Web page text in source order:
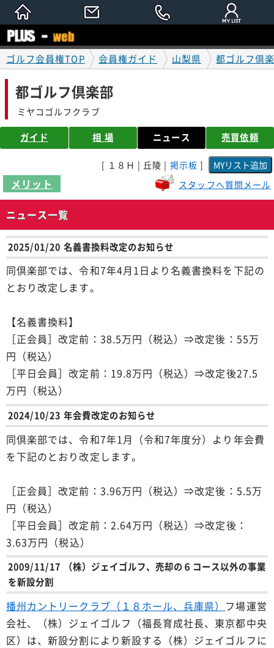
ゴルフ会員権TOP 会員権ガイド 山梨県 都ゴルフ倶
都ゴルフ倶楽部
ミヤコゴルフクラブ
ガイド 相 場 ニュース 売買依頼
[ １８Ｈ | 丘陵 | 掲示板 ]
メリット スタッフへ質問メール
ニュース一覧
2025/01/20 名義書換料改定のお知らせ
同倶楽部では、令和7年4月1日より名義書換料を下記の
とおり改定します。
【名義書換料】
［正会員］改定前：38.5万円（税込）⇒改定後：55万
円（税込）
［平日会員］改定前：19.8万円（税込）⇒改定後27.5
万円（税込）
2024/10/23 年会費改定のお知らせ
同倶楽部では、令和7年1月（令和7年度分）より年会費
を下記のとおり改定します。
［正会員］改定前：3.96万円（税込）⇒改定後：5.5万
円（税込）
［平日会員］改定前：2.64万円（税込）⇒改定後：
3.63万円（税込）
2009/11/17 （株）ジェイゴルフ、売却の６コース以外の事業
を新設分割
播州カントリークラブ（１８ホール、兵庫県） フ場運営
会社、（株）ジェイゴルフ（福長育成社長、東京都中央
区）は、新設分割により新設する（株）ジェイゴルフに